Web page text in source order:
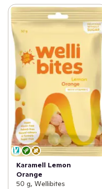
Karamell Lemon
Orange
50 g, Wellibites